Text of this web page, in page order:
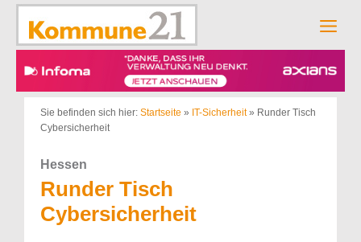
Zum
springen
Sie befinden sich hier: Startseite » IT-Sicherheit» Runder Tisch
Cybersicherheit
Hessen
Runder Tisch
Cybersicherheit